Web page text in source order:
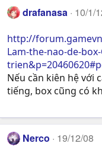
drafanasa 10/1/
http://
Lam-the-nao-de-
Nếu cần kiên hệ với
tiếng, box cũng có
Nerco 19/12/08